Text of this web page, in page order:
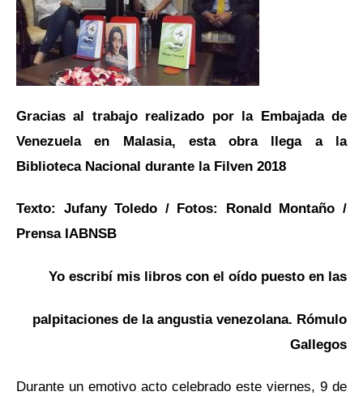
Gracias al trabajo realizado por la Embajada de
Venezuela en Malasia, esta obra llega a la
Biblioteca Nacional durante la Filven 2018
Texto: Jufany Toledo / Fotos: Ronald Montaño /
Prensa IABNSB
Yo escribí mis libros con el oído puesto en las
palpitaciones de la angustia venezolana. Rómulo
Gallegos
Durante un emotivo acto celebrado este viernes, 9 de